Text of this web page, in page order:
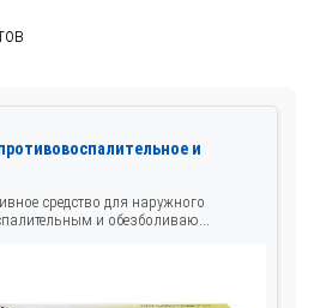
и
средство для наружного
и обезболиваю...